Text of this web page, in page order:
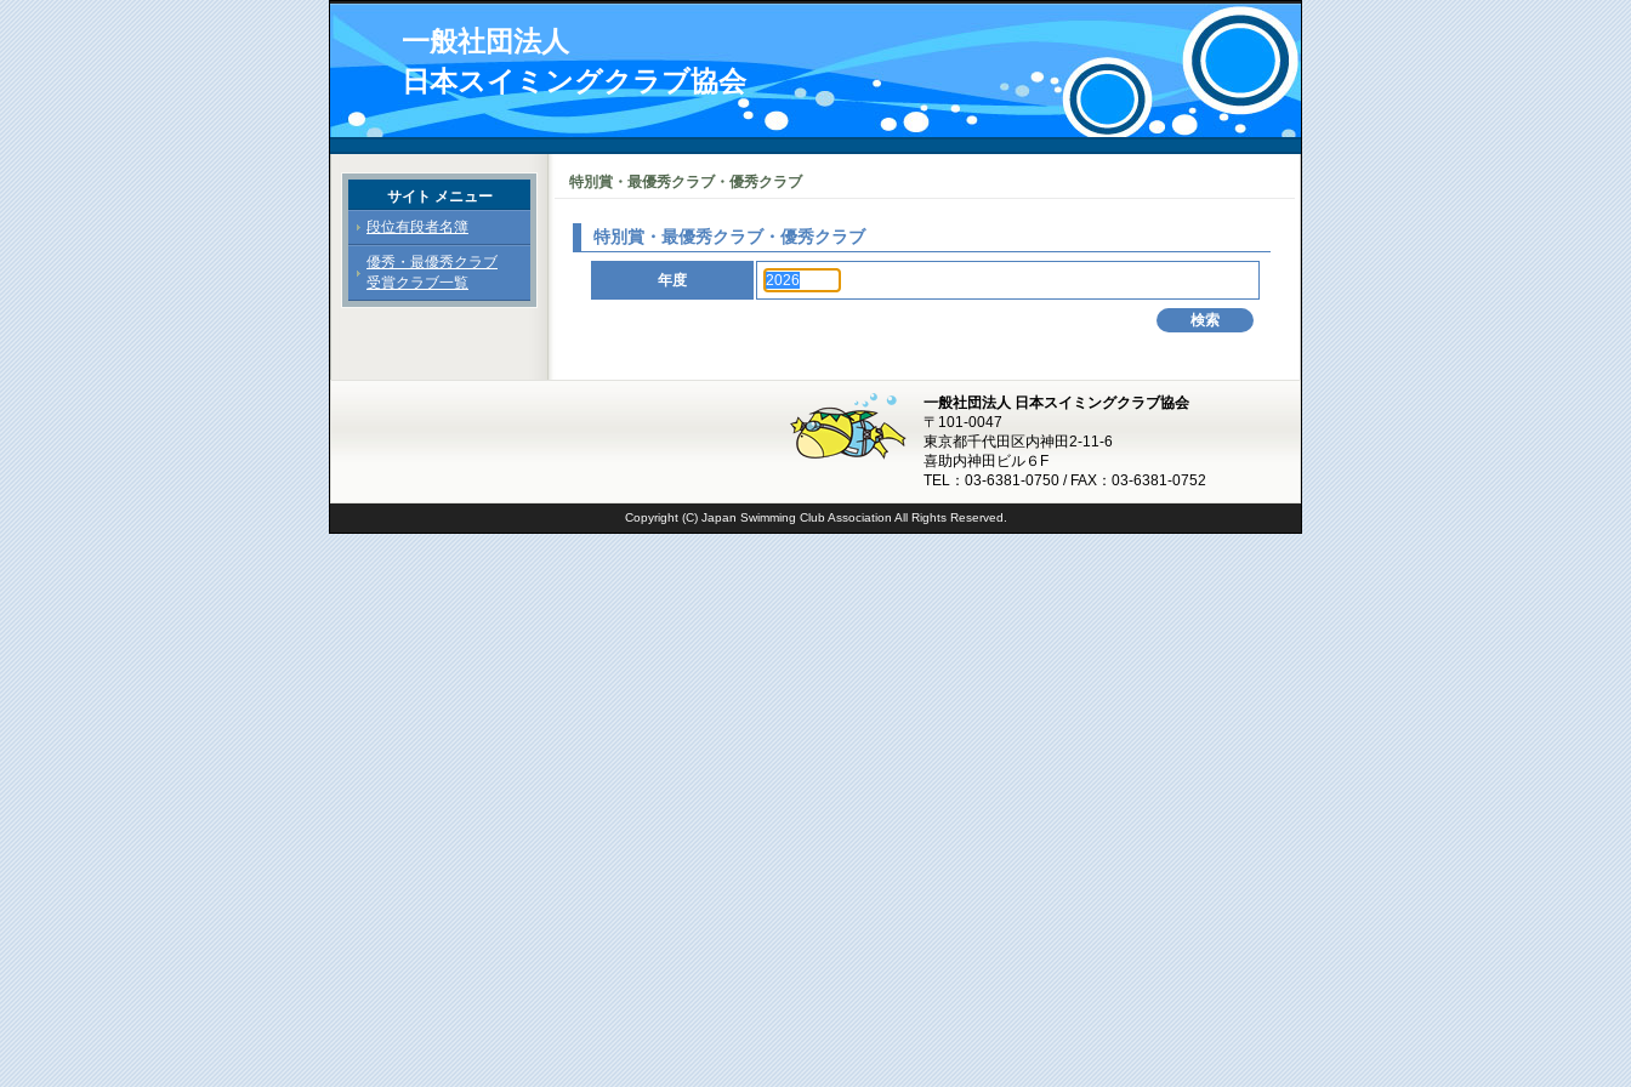
一般社団法人
日本スイミングクラブ協会
特別賞・最優秀クラブ・優秀クラブ
特別賞・最優秀クラブ・優秀クラブ
年度
サイト メニュー
段位有段者名簿
優秀・最優秀クラブ
受賞クラブ一覧
一般社団法人 日本スイミングクラブ協会
〒101-0047
東京都千代田区内神田2-11-6
喜助内神田ビル６F
TEL：03-6381-0750 / FAX：03-6381-0752
Copyright (C) Japan Swimming Club Association All Rights Reserved.